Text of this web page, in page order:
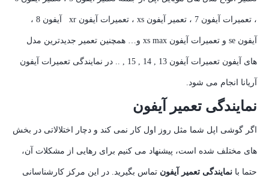
، تعمیرات آیفون 7 ، تعمیر آیفون xs ، تعمیرات آیفون xr آیفون 8 ،
آیفون se و تعمیرات آیفون xs max و… همچنین تعمیر جدیدترین مدل
های آیفون تعمیرات آیفون 13 , 14 , 15 , .. در نمایندگی تعمیرات آیفون
آریانا انجام می شود.
نمایندگی تعمیر آیفون
اگر گوشی اپل شما مثل روز اول کار نمی کند و دچار اختلالاتی در بخش
های مختلف شده است، پیشنهاد می کنیم برای رهایی از مشکلات آن،
حتما با نمایندگی تعمیر آیفون تماس بگیرید. در این مرکز کارشناسانی